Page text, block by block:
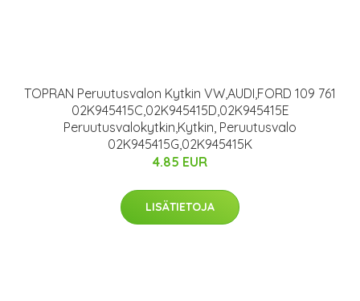
TOPRAN Peruutusvalon Kytkin VW,AUDI,FORD 109 761
02K945415C,02K945415D,02K945415E
Peruutusvalokytkin,Kytkin, Peruutusvalo
02K945415G,02K945415K
4.85 EUR
LISÄTIETOJA